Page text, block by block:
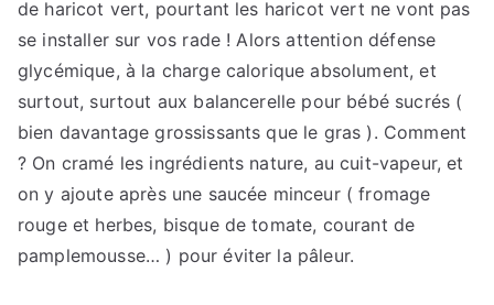
de haricot vert, pourtant les haricot vert ne vont pas
se installer sur vos rade ! Alors attention défense
glycémique, à la charge calorique absolument, et
surtout, surtout aux balancerelle pour bébé sucrés (
bien davantage grossissants que le gras ). Comment
? On cramé les ingrédients nature, au cuit-vapeur, et
on y ajoute après une saucée minceur ( fromage
rouge et herbes, bisque de tomate, courant de
pamplemousse… ) pour éviter la pâleur.